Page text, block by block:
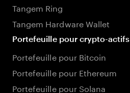
Tangem Ring
Tangem Hardware Wallet
Portefeuille pour crypto-actifs
Portefeuille pour Bitcoin
Portefeuille pour Ethereum
Portefeuille pour Solana